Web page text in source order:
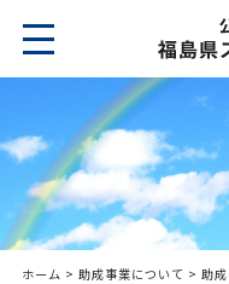
ホーム > 助成事業について > 助